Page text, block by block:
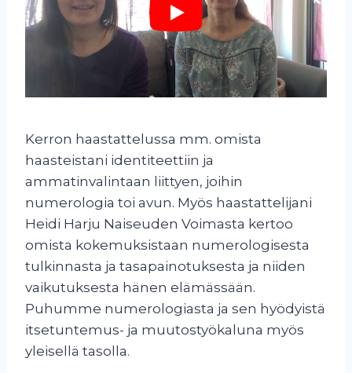
Kerron haastattelussa mm. omista
haasteistani identiteettiin ja
ammatinvalintaan liittyen, joihin
numerologia toi avun. Myös haastattelijani
Heidi Harju Naiseuden Voimasta kertoo
omista kokemuksistaan numerologisesta
tulkinnasta ja tasapainotuksesta ja niiden
vaikutuksesta hänen elämässään.
Puhumme numerologiasta ja sen hyödyistä
itsetuntemus- ja muutostyökaluna myös
yleisellä tasolla.